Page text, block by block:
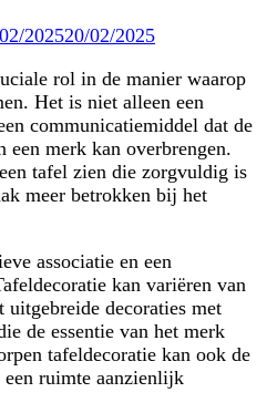
202520/02/2025
rol in de manier waarop
Het is niet alleen een
communicatiemiddel dat de
een merk kan overbrengen.
tafel zien die zorgvuldig is
meer betrokken bij het
associatie en een
kan variëren van
decoraties met
de essentie van het merk
tafeldecoratie kan ook de
een ruimte aanzienlijk